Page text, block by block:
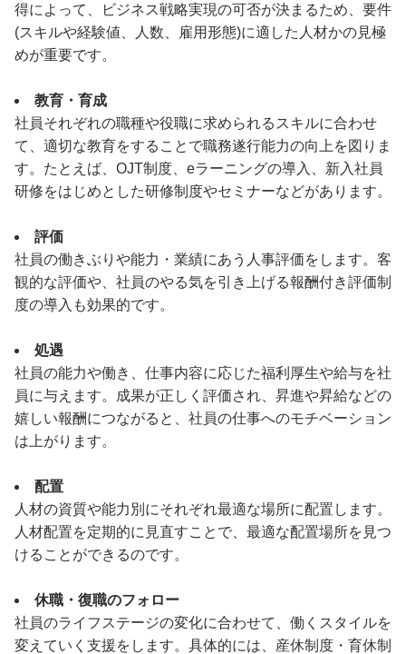
得によって、ビジネス戦略実現の可否が決まるため、要件
(スキルや経験値、人数、雇用形態)に適した人材かの見極
めが重要です。
教育・育成
社員それぞれの職種や役職に求められるスキルに合わせ
て、適切な教育をすることで職務遂行能力の向上を図りま
す。たとえば、OJT制度、eラーニングの導入、新入社員
研修をはじめとした研修制度やセミナーなどがあります。
評価
社員の働きぶりや能力・業績にあう人事評価をします。客
観的な評価や、社員のやる気を引き上げる報酬付き評価制
度の導入も効果的です。
処遇
社員の能力や働き、仕事内容に応じた福利厚生や給与を社
員に与えます。成果が正しく評価され、昇進や昇給などの
嬉しい報酬につながると、社員の仕事へのモチベーション
は上がります。
配置
人材の資質や能力別にそれぞれ最適な場所に配置します。
人材配置を定期的に見直すことで、最適な配置場所を見つ
けることができるのです。
休職・復職のフォロー
社員のライフステージの変化に合わせて、働くスタイルを
変えていく支援をします。具体的には、産休制度・育休制